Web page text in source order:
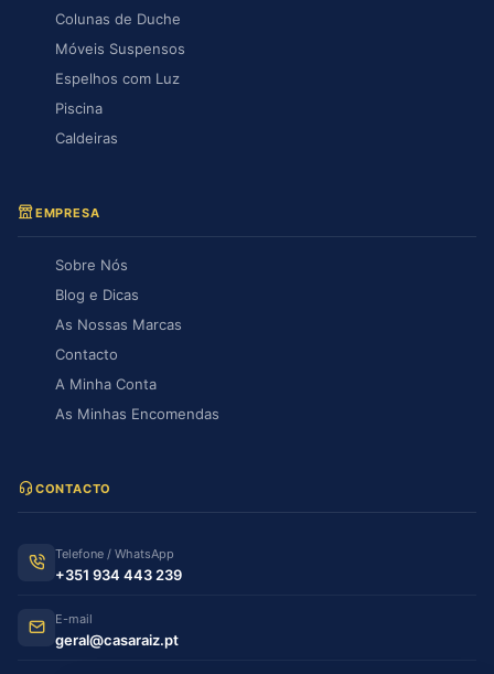
Colunas de Duche
Móveis Suspensos
Espelhos com Luz
Piscina
Caldeiras
EMPRESA
Sobre Nós
Blog e Dicas
As Nossas Marcas
Contacto
A Minha Conta
As Minhas Encomendas
CONTACTO
Telefone / WhatsApp
+351 934 443 239
E-mail
geral@casaraiz.pt